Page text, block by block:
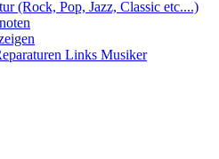
(Rock, Pop, Jazz, Classic etc....)
Links Musiker